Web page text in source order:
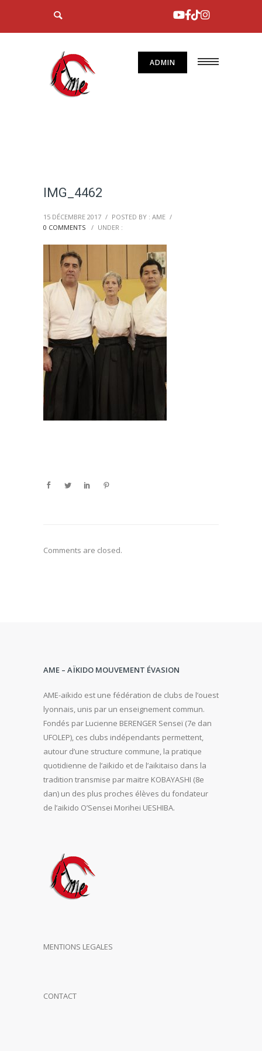
ADMIN
IMG_4462
15 DÉCEMBRE 2017 / POSTED BY : AME /
0 COMMENTS
/ UNDER :
Comments are closed.
AME – AÏKIDO MOUVEMENT ÉVASION
AME-aikido est une fédération de clubs de l’ouest
lyonnais, unis par un enseignement commun.
Fondés par Lucienne BERENGER Senseï (7e dan
UFOLEP), ces clubs indépendants permettent,
autour d’une structure commune, la pratique
quotidienne de l’aïkido et de l’aikitaiso dans la
tradition transmise par maitre KOBAYASHI (8e
dan) un des plus proches élèves du fondateur
de l’aikido O’Sensei Morihei UESHIBA.
MENTIONS LEGALES
CONTACT